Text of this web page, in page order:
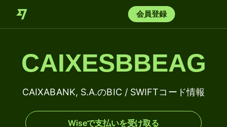
会員登録
CAIXESBBEAG
CAIXABANK, S.A.のBIC / SWIFTコード情報
Wiseで支払いを受け取る